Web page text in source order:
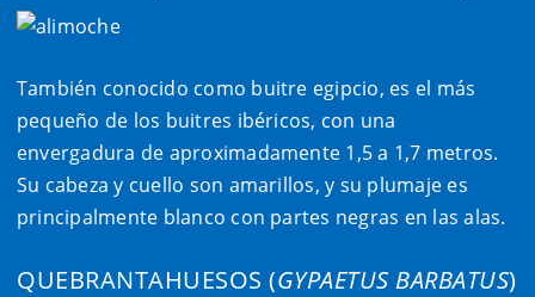
También conocido como buitre egipcio, es el más
pequeño de los buitres ibéricos, con una
envergadura de aproximadamente 1,5 a 1,7 metros.
Su cabeza y cuello son amarillos, y su plumaje es
principalmente blanco con partes negras en las alas.
QUEBRANTAHUESOS (GYPAETUS BARBATUS)